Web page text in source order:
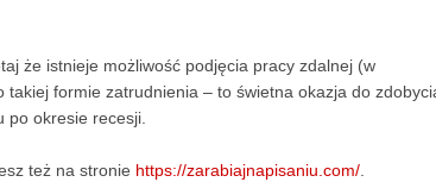
że istnieje możliwość podjęcia pracy zdalnej (w
formie zatrudnienia – to świetna okazja do
po okresie recesji.
też na stronie https://zarabiajnapisaniu.com/